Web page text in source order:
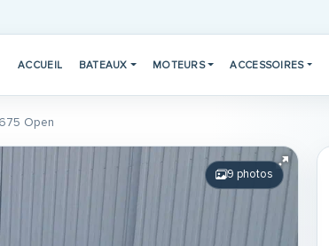
ACCUEIL BATEAUX MOTEURS ACCESSOIRES
Open
9 photos